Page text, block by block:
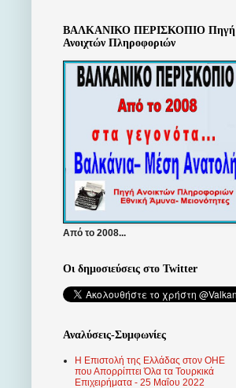
ΒΑΛΚΑΝΙΚΟ ΠΕΡΙΣΚΟΠΙΟ Πηγή
Ανοιχτών Πληροφοριών
Από το 2008...
Οι δημοσιεύσεις στο Twitter
Αναλύσεις-Συμφωνίες
Η Επιστολή της Ελλάδας στον ΟΗΕ
που Απορρίπτει Όλα τα Τουρκικά
Επιχειρήματα - 25 Μαΐου 2022